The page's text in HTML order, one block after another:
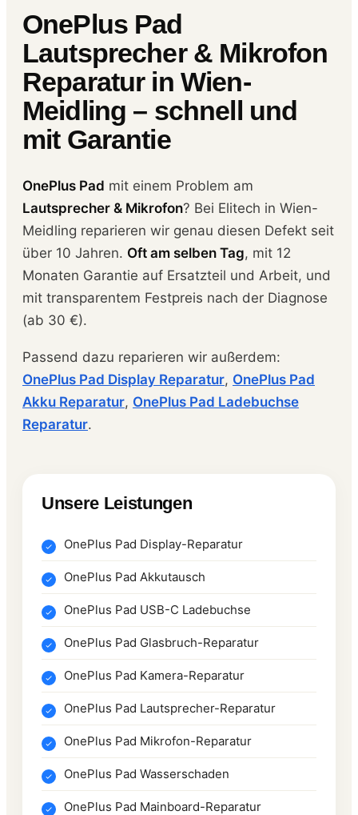
OnePlus Pad
Lautsprecher & Mikrofon
Reparatur in Wien-
Meidling – schnell und
mit Garantie
OnePlus Pad mit einem Problem am
Lautsprecher & Mikrofon? Bei Elitech in Wien-
Meidling reparieren wir genau diesen Defekt seit
über 10 Jahren. Oft am selben Tag, mit 12
Monaten Garantie auf Ersatzteil und Arbeit, und
mit transparentem Festpreis nach der Diagnose
(ab 30 €).
Passend dazu reparieren wir außerdem:
OnePlus Pad Display Reparatur, OnePlus Pad
Akku Reparatur, OnePlus Pad Ladebuchse
Reparatur.
Unsere Leistungen
OnePlus Pad Display-Reparatur
OnePlus Pad Akkutausch
OnePlus Pad USB-C Ladebuchse
OnePlus Pad Glasbruch-Reparatur
OnePlus Pad Kamera-Reparatur
OnePlus Pad Lautsprecher-Reparatur
OnePlus Pad Mikrofon-Reparatur
OnePlus Pad Wasserschaden
OnePlus Pad Mainboard-Reparatur